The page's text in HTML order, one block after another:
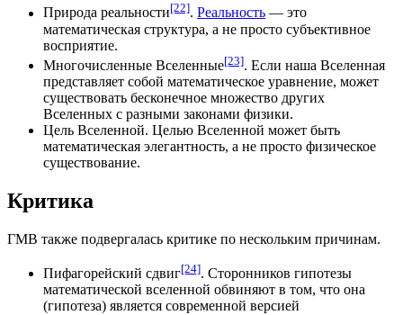
Природа реальности[22]. Реальность — это
математическая структура, а не просто субъективное
восприятие.
Многочисленные Вселенные[23]. Если наша Вселенная
представляет собой математическое уравнение, может
существовать бесконечное множество других
Вселенных с разными законами физики.
Цель Вселенной. Целью Вселенной может быть
математическая элегантность, а не просто физическое
существование.
Критика
ГМВ также подвергалась критике по нескольким причинам.
Пифагорейский сдвиг[24]. Сторонников гипотезы
математической вселенной обвиняют в том, что она
(гипотеза) является современной версией